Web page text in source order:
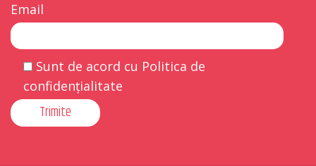
Email
Sunt de acord cu Politica de
confidențialitate